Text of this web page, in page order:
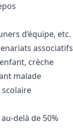
d’équipe, etc.
associatifs
crèche
malade
delà de 50%